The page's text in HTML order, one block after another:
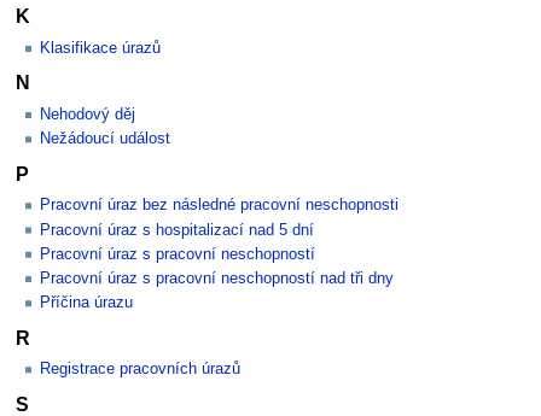
K
Klasifikace úrazů
N
Nehodový děj
Nežádoucí událost
P
Pracovní úraz bez následné pracovní neschopnosti
Pracovní úraz s hospitalizací nad 5 dní
Pracovní úraz s pracovní neschopností
Pracovní úraz s pracovní neschopností nad tři dny
Příčina úrazu
R
Registrace pracovních úrazů
S